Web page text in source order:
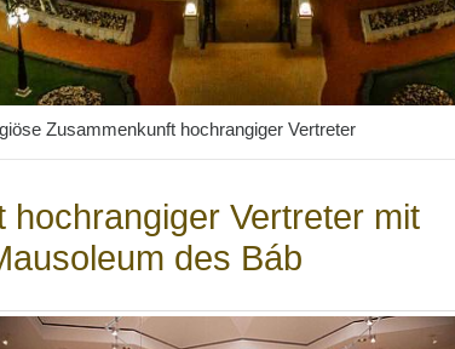
Zusammenkunft hochrangiger Vertreter
Vertreter mit
des Báb